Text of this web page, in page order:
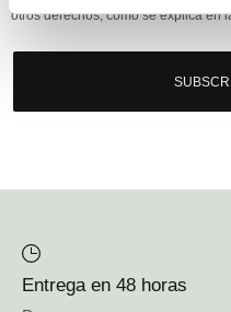
otros derechos, como se explica en
Entrega en 48 horas